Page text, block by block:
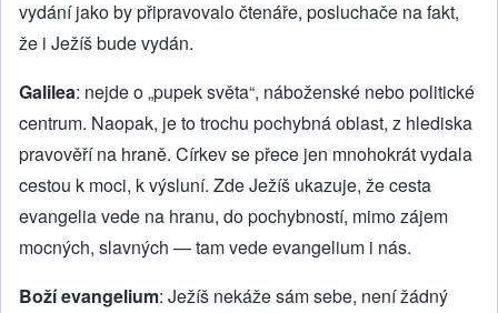
vydání jako by připravovalo čtenáře, posluchače na fakt,
že i Ježíš bude vydán.
Galilea: nejde o „pupek světa“, náboženské nebo politické
centrum. Naopak, je to trochu pochybná oblast, z hlediska
pravověří na hraně. Církev se přece jen mnohokrát vydala
cestou k moci, k výsluní. Zde Ježíš ukazuje, že cesta
evangelia vede na hranu, do pochybností, mimo zájem
mocných, slavných — tam vede evangelium i nás.
Boží evangelium: Ježíš nekáže sám sebe, není žádný